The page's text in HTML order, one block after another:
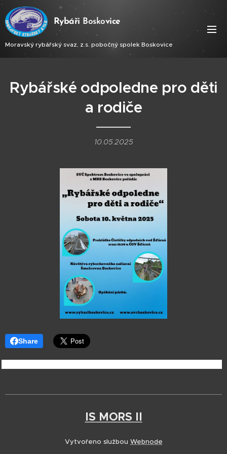
Rybáři Boskovice
Moravský rybářský svaz, z.s. pobočný spolek Boskovice
Rybářské odpoledne pro děti
a rodiče
10.05.2025
Share
IS MORS II
Vytvořeno službou Webnode